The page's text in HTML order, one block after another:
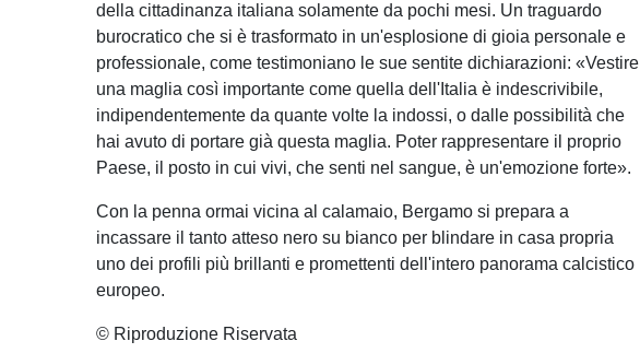
della cittadinanza italiana solamente da pochi mesi. Un traguardo
burocratico che si è trasformato in un'esplosione di gioia personale e
professionale, come testimoniano le sue sentite dichiarazioni: «Vestire
una maglia così importante come quella dell'Italia è indescrivibile,
indipendentemente da quante volte la indossi, o dalle possibilità che
hai avuto di portare già questa maglia. Poter rappresentare il proprio
Paese, il posto in cui vivi, che senti nel sangue, è un'emozione forte».
Con la penna ormai vicina al calamaio, Bergamo si prepara a
incassare il tanto atteso nero su bianco per blindare in casa propria
uno dei profili più brillanti e promettenti dell'intero panorama calcistico
europeo.
© Riproduzione Riservata